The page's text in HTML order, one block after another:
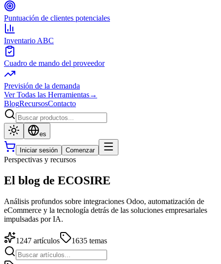
Puntuación de clientes potenciales
Inventario ABC
Cuadro de mando del proveedor
Previsión de la demanda
Ver Todas las Herramientas→
BlogRecursosContacto
es
Iniciar sesión Comenzar
Perspectivas y recursos
El blog de ECOSIRE
Análisis profundos sobre integraciones Odoo, automatización de
eCommerce y la tecnología detrás de las soluciones empresariales
impulsadas por IA.
1247 artículos 1635 temas